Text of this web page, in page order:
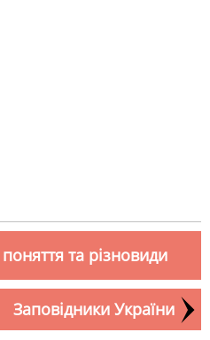
та різновиди
Заповідники України